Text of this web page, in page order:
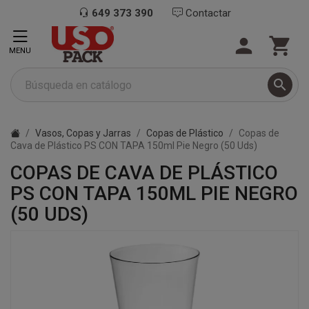
649 373 390 Contactar

 
MENU
Vasos, Copas y Jarras Copas de Plástico
Copas de
Cava de Plástico PS CON TAPA 150ml Pie Negro (50 Uds)
COPAS DE CAVA DE PLÁSTICO
PS CON TAPA 150ML PIE NEGRO
(50 UDS)